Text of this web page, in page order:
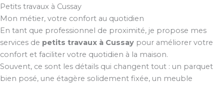
Petits travaux à Cussay
Mon métier, votre confort au quotidien
En tant que professionnel de proximité, je propose mes
services de petits travaux à Cussay pour améliorer votre
confort et faciliter votre quotidien à la maison.
Souvent, ce sont les détails qui changent tout : un parquet
bien posé, une étagère solidement fixée, un meuble